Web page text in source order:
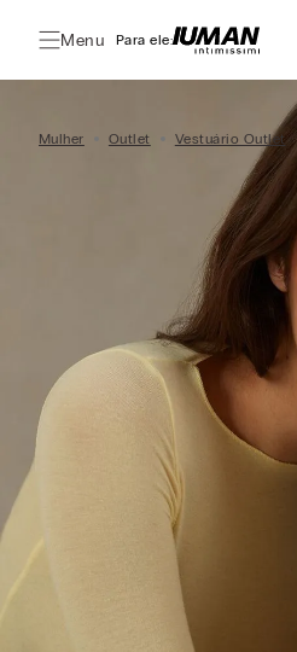
Menu Para ele:
Mulher Outlet Vestuário Outlet